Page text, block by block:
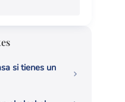
si tienes un